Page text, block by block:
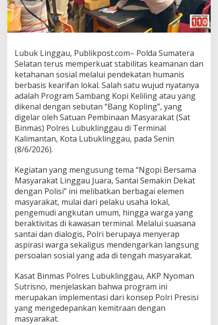
Lubuk Linggau, Publikpost.com– Polda Sumatera
Selatan terus memperkuat stabilitas keamanan dan
ketahanan sosial melalui pendekatan humanis
berbasis kearifan lokal. Salah satu wujud nyatanya
adalah Program Sambang Kopi Keliling atau yang
dikenal dengan sebutan “Bang Kopling”, yang
digelar oleh Satuan Pembinaan Masyarakat (Sat
Binmas) Polres Lubuklinggau di Terminal
Kalimantan, Kota Lubuklinggau, pada Senin
(8/6/2026).
Kegiatan yang mengusung tema “Ngopi Bersama
Masyarakat Linggau Juara, Santai Semakin Dekat
dengan Polisi” ini melibatkan berbagai elemen
masyarakat, mulai dari pelaku usaha lokal,
pengemudi angkutan umum, hingga warga yang
beraktivitas di kawasan terminal. Melalui suasana
santai dan dialogis, Polri berupaya menyerap
aspirasi warga sekaligus mendengarkan langsung
persoalan sosial yang ada di tengah masyarakat.
Kasat Binmas Polres Lubuklinggau, AKP Nyoman
Sutrisno, menjelaskan bahwa program ini
merupakan implementasi dari konsep Polri Presisi
yang mengedepankan kemitraan dengan
masyarakat.